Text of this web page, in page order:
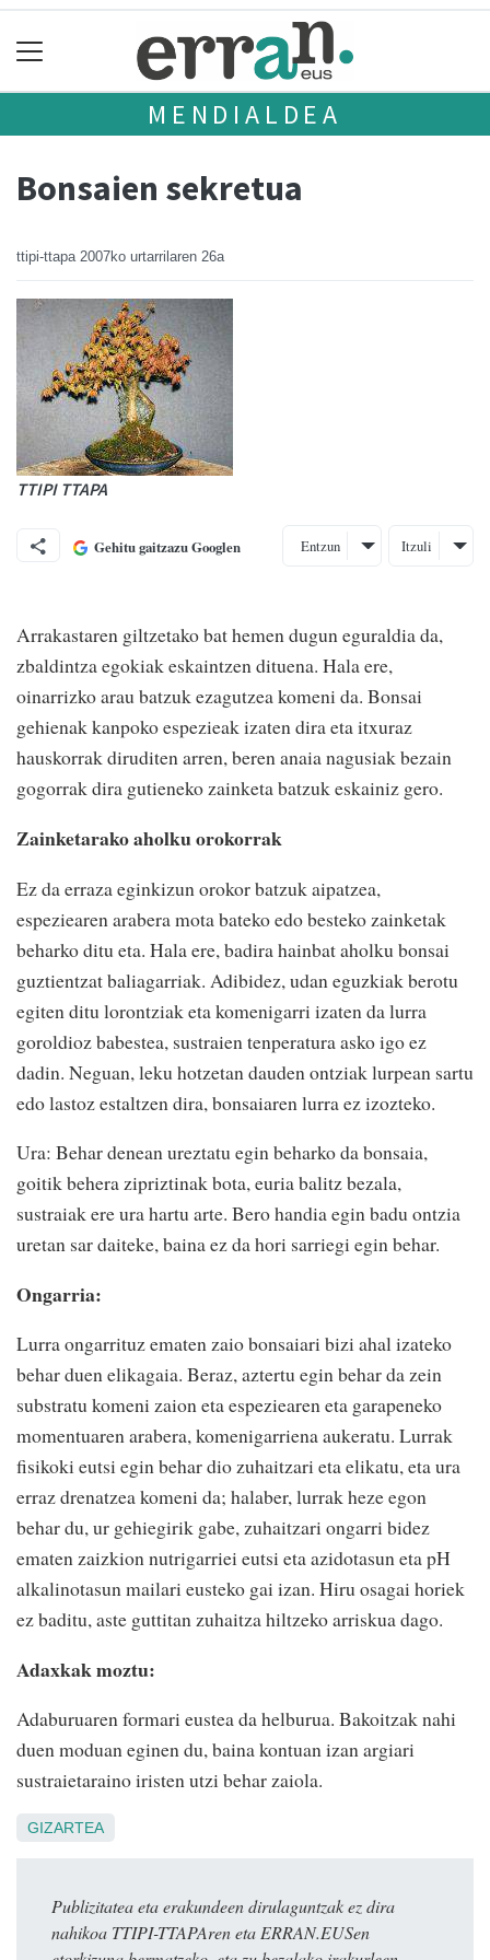
MENDIALDEA
Bonsaien sekretua
ttipi-ttapa 2007ko urtarrilaren 26a
TTIPI TTAPA
Gehitu gaitzazu Googlen Entzun Itzuli
Arrakastaren giltzetako bat hemen dugun eguraldia da,
zbaldintza egokiak eskaintzen dituena. Hala ere,
oinarrizko arau batzuk ezagutzea komeni da. Bonsai
gehienak kanpoko espezieak izaten dira eta itxuraz
hauskorrak diruditen arren, beren anaia nagusiak bezain
gogorrak dira gutieneko zainketa batzuk eskainiz gero.
Zainketarako aholku orokorrak
Ez da erraza eginkizun orokor batzuk aipatzea,
espeziearen arabera mota bateko edo besteko zainketak
beharko ditu eta. Hala ere, badira hainbat aholku bonsai
guztientzat baliagarriak. Adibidez, udan eguzkiak berotu
egiten ditu lorontziak eta komenigarri izaten da lurra
goroldioz babestea, sustraien tenperatura asko igo ez
dadin. Neguan, leku hotzetan dauden ontziak lurpean sartu
edo lastoz estaltzen dira, bonsaiaren lurra ez izozteko.
Ura: Behar denean ureztatu egin beharko da bonsaia,
goitik behera zipriztinak bota, euria balitz bezala,
sustraiak ere ura hartu arte. Bero handia egin badu ontzia
uretan sar daiteke, baina ez da hori sarriegi egin behar.
Ongarria:
Lurra ongarrituz ematen zaio bonsaiari bizi ahal izateko
behar duen elikagaia. Beraz, aztertu egin behar da zein
substratu komeni zaion eta espeziearen eta garapeneko
momentuaren arabera, komenigarriena aukeratu. Lurrak
fisikoki eutsi egin behar dio zuhaitzari eta elikatu, eta ura
erraz drenatzea komeni da; halaber, lurrak heze egon
behar du, ur gehiegirik gabe, zuhaitzari ongarri bidez
ematen zaizkion nutrigarriei eutsi eta azidotasun eta pH
alkalinotasun mailari eusteko gai izan. Hiru osagai horiek
ez baditu, aste guttitan zuhaitza hiltzeko arriskua dago.
Adaxkak moztu:
Adaburuaren formari eustea da helburua. Bakoitzak nahi
duen moduan eginen du, baina kontuan izan argiari
sustraietaraino iristen utzi behar zaiola.
GIZARTEA
Publizitatea eta erakundeen dirulaguntzak ez dira
nahikoa TTIPI-TTAPAren eta ERRAN.EUSen